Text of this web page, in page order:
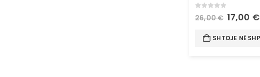
out of 5
26,00€ 17,00 €
SHTOJE NË